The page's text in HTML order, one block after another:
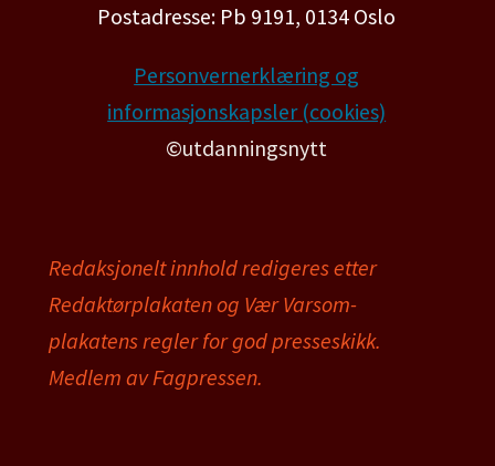
Postadresse: Pb 9191, 0134 Oslo
Personvernerklæring og
informasjonskapsler (cookies)
©utdanningsnytt
Redaksjonelt innhold redigeres etter
Redaktørplakaten og Vær Varsom-
plakatens regler for god presseskikk.
Medlem av Fagpressen.